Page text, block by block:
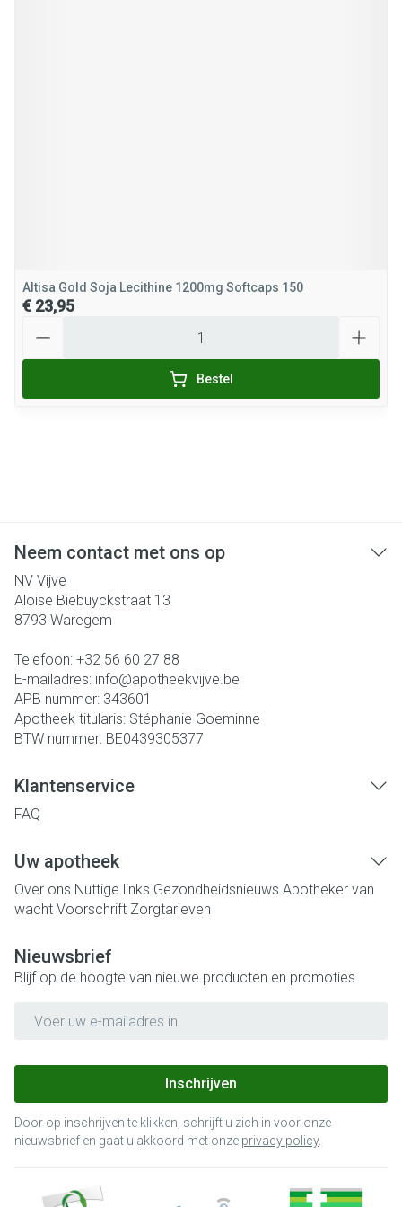
Altisa Gold Soja Lecithine 1200mg Softcaps 150
€ 23,95
Bestel
Neem contact met ons op
NV Vijve
Aloise Biebuyckstraat 13
8793 Waregem
Telefoon: +32 56 60 27 88
E-mailadres: info@apotheekvijve.be
APB nummer: 343601
Apotheek titularis: Stéphanie Goeminne
BTW nummer: BE0439305377
Klantenservice
FAQ
Uw apotheek
Over ons Nuttige links Gezondheidsnieuws Apotheker van
wacht Voorschrift Zorgtarieven
Nieuwsbrief
Blijf op de hoogte van nieuwe producten en promoties
Inschrijven
Door op inschrijven te klikken, schrijft u zich in voor onze
nieuwsbrief en gaat u akkoord met onze privacy policy.